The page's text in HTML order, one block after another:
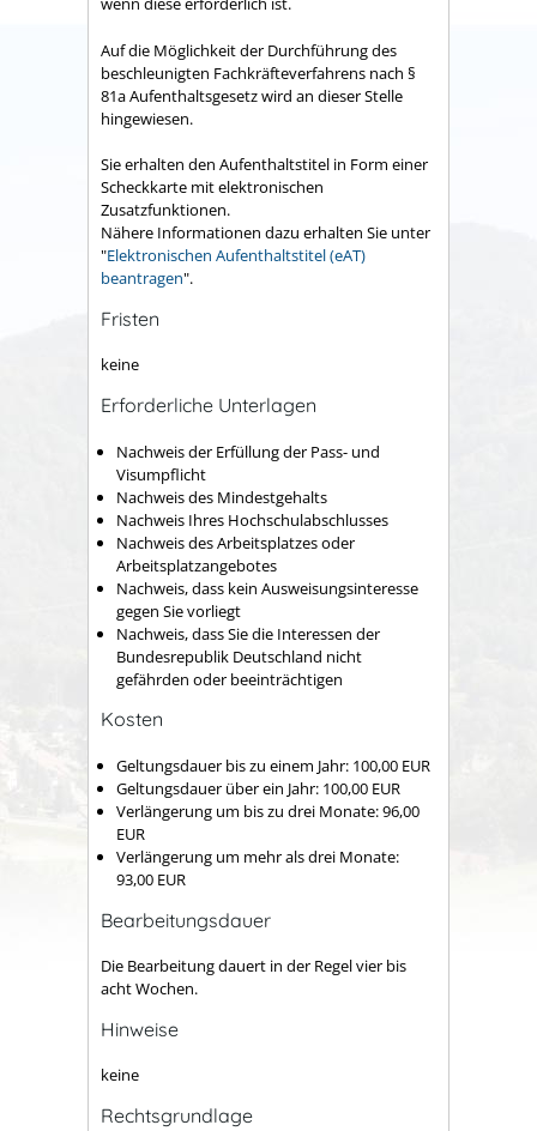
Auf die Möglichkeit der Durchführung des
beschleunigten Fachkräfteverfahrens nach §
81a Aufenthaltsgesetz wird an dieser Stelle
hingewiesen.
Sie erhalten den Aufenthaltstitel in Form einer
Scheckkarte mit elektronischen
Zusatzfunktionen.
Nähere Informationen dazu erhalten Sie unter
"Elektronischen Aufenthaltstitel (eAT)
beantragen".
Fristen
keine
Erforderliche Unterlagen
Nachweis der Erfüllung der Pass- und
Visumpflicht
Nachweis des Mindestgehalts
Nachweis Ihres Hochschulabschlusses
Nachweis des Arbeitsplatzes oder
Arbeitsplatzangebotes
Nachweis, dass kein Ausweisungsinteresse
gegen Sie vorliegt
Nachweis, dass Sie die Interessen der
Bundesrepublik Deutschland nicht
gefährden oder beeinträchtigen
Kosten
Geltungsdauer bis zu einem Jahr: 100,00 EUR
Geltungsdauer über ein Jahr: 100,00 EUR
Verlängerung um bis zu drei Monate: 96,00
EUR
Verlängerung um mehr als drei Monate:
93,00 EUR
Bearbeitungsdauer
Die Bearbeitung dauert in der Regel vier bis
acht Wochen.
Hinweise
keine
Rechtsgrundlage